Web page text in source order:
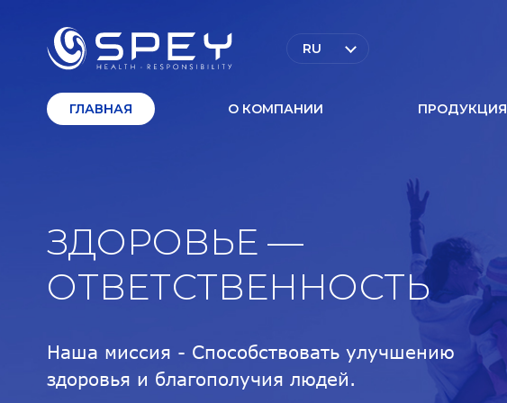
RU
ГЛАВНАЯ О КОМПАНИИ ПРОДУКЦИЯ
ЗДОРОВЬЕ —
ОТВЕТСТВЕННОСТЬ
Наша миссия - Способствовать улучшению
здоровья и благополучия людей.